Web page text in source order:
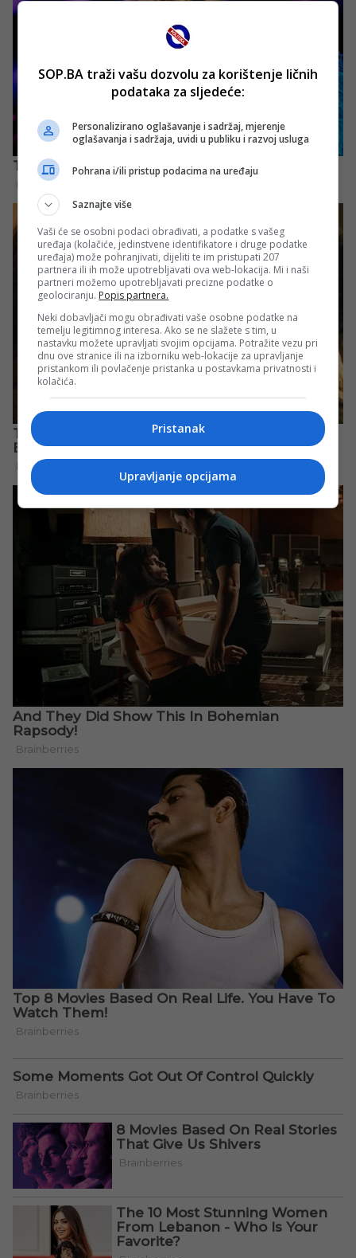
SOP.BA traži vašu dozvolu za korištenje ličnih
podataka za sljedeće:
Personalizirano oglašavanje i sadržaj, mjerenje
oglašavanja i sadržaja, uvidi u publiku i razvoj usluga
Pohrana i/ili pristup podacima na uređaju
Saznajte više
Vaši će se osobni podaci obrađivati, a podatke s vašeg
uređaja (kolačiće, jedinstvene identifikatore i druge podatke
uređaja) može pohranjivati, dijeliti te im pristupati 207
partnera ili ih može upotrebljavati ova web-lokacija. Mi i naši
partneri možemo upotrebljavati precizne podatke o
geolociranju. Popis partnera.
Neki dobavljači mogu obrađivati vaše osobne podatke na
temelju legitimnog interesa. Ako se ne slažete s tim, u
nastavku možete upravljati svojim opcijama. Potražite vezu pri
dnu ove stranice ili na izborniku web-lokacije za upravljanje
pristankom ili povlačenje pristanka u postavkama privatnosti i
kolačića.
Pristanak
Upravljanje opcijama